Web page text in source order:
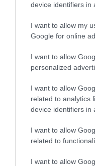
device identifiers in
I want to allow my
Google for online
I want to allow
personalized
I want to allow
related to analytics
device identifiers in
I want to allow
related to
I want to allow
Το σημάδι στο
θρόμβωση